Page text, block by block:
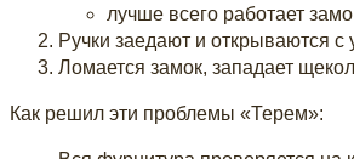
лучше всего работает
Ручки заедают и открываются
Ломается замок, западает
Как решил эти проблемы «Терем»: